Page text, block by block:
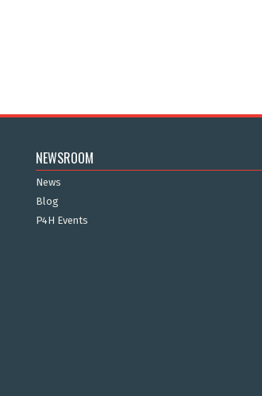
NEWSROOM
News
Blog
P4H Events